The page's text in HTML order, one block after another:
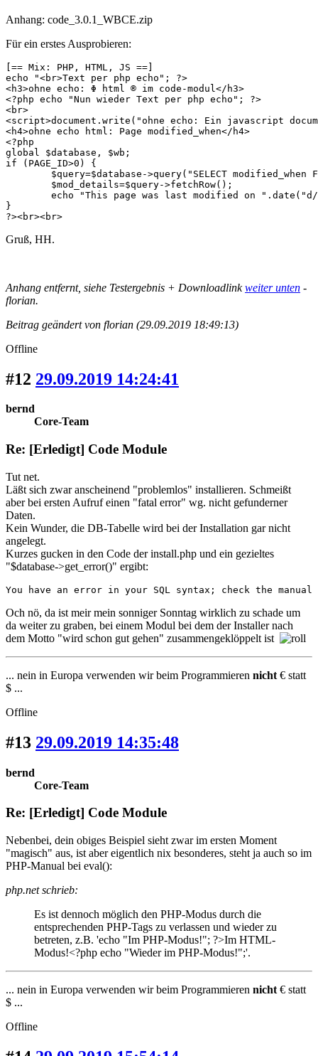
Anhang: code_3.0.1_WBCE.zip
Für ein erstes Ausprobieren:
[== Mix: PHP, HTML, JS ==]
echo "<br>Text per php echo"; ?>
<h3>ohne echo: Φ html ® im code-modul</h3>
<?php echo "Nun wieder Text per php echo"; ?>
<br>
<script>document.write("ohne echo: Ein javascript
<h4>ohne echo html: Page modified_when</h4>
<?php
global $database, $wb;
if (PAGE_ID>0) {
}
?><br><br>
Gruß, HH.
Anhang entfernt, siehe Testergebnis + Downloadlinkweiter unten -
florian.
Beitrag geändert von florian (29.09.2019 18:49:13)
Offline
#12 29.09.2019 14:24:41
bernd
Core-Team
Re: [Erledigt] Code Module
Tut net.
Läßt sich zwar anscheinend "problemlos" installieren. Schmeißt
aber bei ersten Aufruf einen "fatal error" wg. nicht gefunderner
Daten.
Kein Wunder, die DB-Tabelle wird bei der Installation gar nicht
angelegt.
Kurzes gucken in den Code der install.php und ein gezieltes
"$database->get_error()" ergibt:
You have an error in your SQL syntax; check the manual
Och nö, da ist meir mein sonniger Sonntag wirklich zu schade um
da weiter zu graben, bei einem Modul bei dem der Installer nach
dem Motto "wird schon gut gehen" zusammengeklöppelt ist
... nein in Europa verwenden wir beim Programmieren nicht € statt
$ ...
Offline
#13 29.09.2019 14:35:48
bernd
Core-Team
Re: [Erledigt] Code Module
Nebenbei, dein obiges Beispiel sieht zwar im ersten Moment
"magisch" aus, ist aber eigentlich nix besonderes, steht ja auch so im
PHP-Manual bei eval():
php.net schrieb:
Es ist dennoch möglich den PHP-Modus durch die
entsprechenden PHP-Tags zu verlassen und wieder zu
betreten, z.B. 'echo "Im PHP-Modus!"; ?>Im HTML-
Modus!<?php echo "Wieder im PHP-Modus!";'.
... nein in Europa verwenden wir beim Programmieren nicht € statt
$ ...
Offline